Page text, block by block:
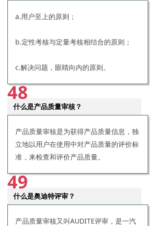
a.用户至上的原则；
b.定性考核与定量考核相结合的原则；
c.解决问题，眼睛向内的原则。
48
什么是产品质量审核？
产品质量审核是为获得产品质量信息，独
立地以用户在使用中对产品质量的评价标
准，来检查和评价产品质量。
49
什么是奥迪特评审？
产品质量审核又叫AUDITE评审，是一汽